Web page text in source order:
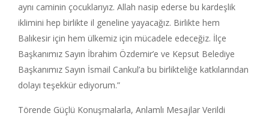
aynı caminin çocuklarıyız. Allah nasip ederse bu kardeşlik
iklimini hep birlikte il geneline yayacağız. Birlikte hem
Balıkesir için hem ülkemiz için mücadele edeceğiz. İlçe
Başkanımız Sayın İbrahim Özdemir’e ve Kepsut Belediye
Başkanımız Sayın İsmail Cankul’a bu birlikteliğe katkılarından
dolayı teşekkür ediyorum.”
Törende Güçlü Konuşmalarla, Anlamlı Mesajlar Verildi